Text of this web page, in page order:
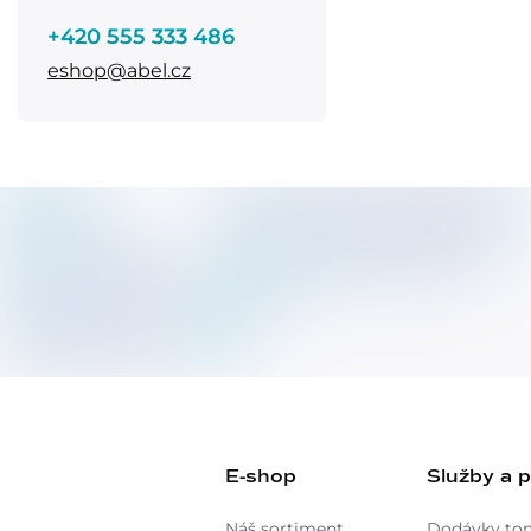
+420 555 333 486
eshop@abel.cz
E-shop Služby a